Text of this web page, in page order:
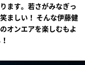
ます。若さがみなぎっ
ましい！ そんな伊藤健
オンエアを楽しむもよ